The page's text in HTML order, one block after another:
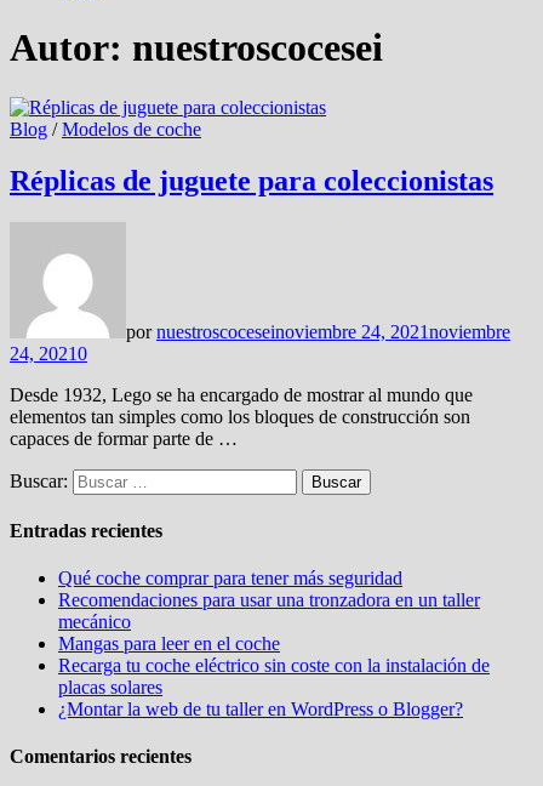
Autor: nuestroscocesei
Blog /Modelos de coche
Réplicas de juguete para coleccionistas
pornuestroscoceseinoviembre 24, 2021noviembre
24, 20210
Desde 1932, Lego se ha encargado de mostrar al mundo que
elementos tan simples como los bloques de construcción son
capaces de formar parte de …
Buscar:
Entradas recientes
Qué coche comprar para tener más seguridad
Recomendaciones para usar una tronzadora en un taller
mecánico
Mangas para leer en el coche
Recarga tu coche eléctrico sin coste con la instalación de
placas solares
¿Montar la web de tu taller en WordPress o Blogger?
Comentarios recientes